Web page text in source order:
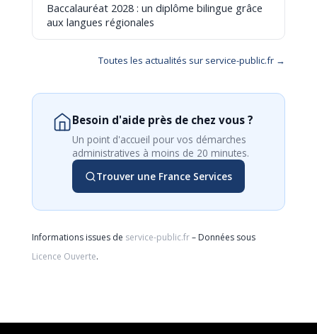
Baccalauréat 2028 : un diplôme bilingue grâce
aux langues régionales
Toutes les actualités sur service-public.fr →
Besoin d'aide près de chez vous ?
Un point d'accueil pour vos démarches
administratives à moins de 20 minutes.
Trouver une France Services
Informations issues de service-public.fr– Données sous
Licence Ouverte.